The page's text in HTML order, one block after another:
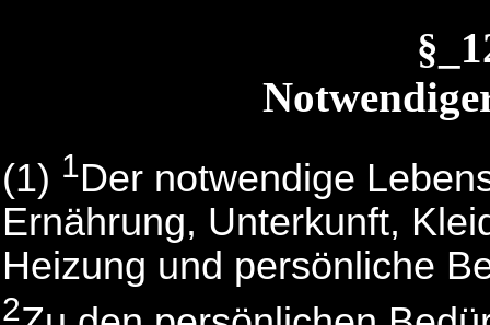
(1) 1Der notwendige
Ernährung, Unterkunft,
Heizung und persönliche
2